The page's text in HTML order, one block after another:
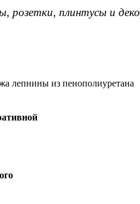
розетки, плинтусы и
лепнины из пенополиуретана